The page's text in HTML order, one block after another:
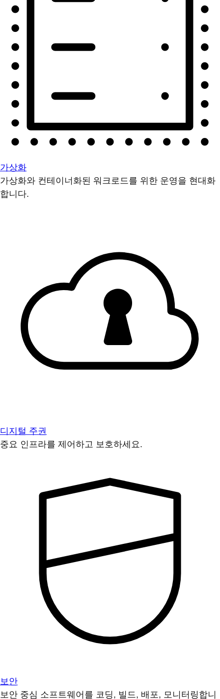
가상화
가상화와 컨테이너화된 워크로드를 위한 운영을 현대화
합니다.
디지털 주권
중요 인프라를 제어하고 보호하세요.
보안
보안 중심 소프트웨어를 코딩, 빌드, 배포, 모니터링합니